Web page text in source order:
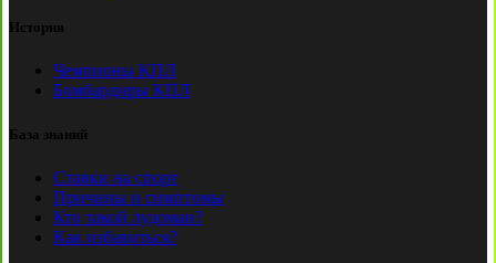
История
Чемпионы КПЛ
Бомбардиры КПЛ
База знаний
Ставки на спорт
Причины и симптомы
Кто такой лудоман?
Как избавиться?